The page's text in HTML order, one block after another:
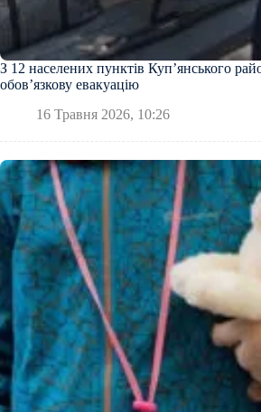
З 12 населених пунктів Куп’янського
обов’язкову евакуацію
16 Травня 2026, 10:26